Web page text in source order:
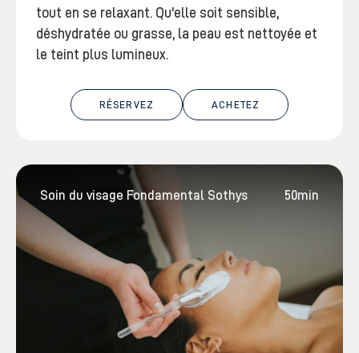
tout en se relaxant. Qu'elle soit sensible,
déshydratée ou grasse, la peau est nettoyée et
le teint plus lumineux.
RÉSERVEZ ACHETEZ
Soin du visage Fondamental Sothys 50min